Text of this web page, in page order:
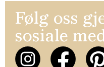
Følg oss
sosiale